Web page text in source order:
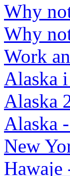
Why
Why
Work
Alaska
Alaska
Alaska
New
Hawaje